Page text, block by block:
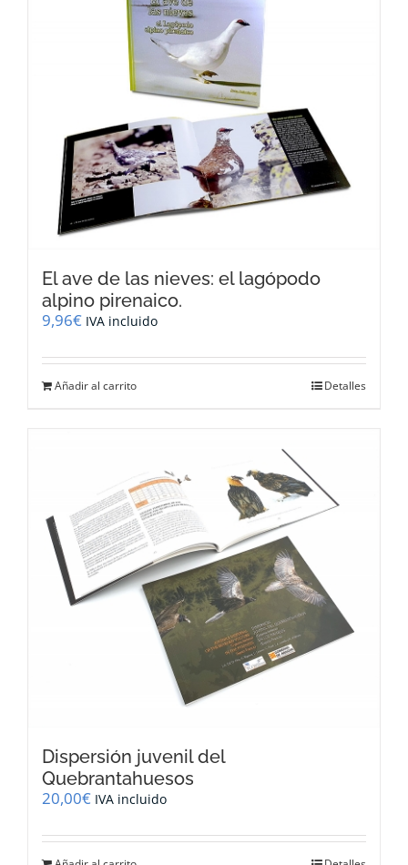
El ave de las nieves: el lagópodo
alpino pirenaico.
9,96€ IVA incluido
Añadir al carrito Detalles
Dispersión juvenil del
Quebrantahuesos
20,00€ IVA incluido